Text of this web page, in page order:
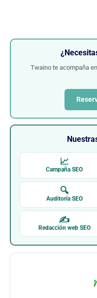
Twaino te acompaña
📈
Campaña SEO
🔍
Auditoría SEO
✍
Redacción web SEO